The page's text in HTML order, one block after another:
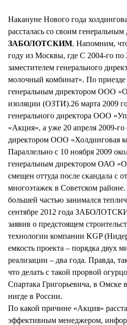
Накануне Нового года
рассталась со своим
ЗАБОЛОТСКИМ. Напомним,
году из Москвы, где С 2004-го по
заместителем генерального
молочный комбинат». По приезде
генеральным директором ООО
изоляции (ОЗТИ).26 марта 2009
генерального директора ООО
«Акция», а уже 20 апреля 2009-го
директором ООО «Холдинговая
Параллельно с 10 ноября 2009
генеральным директором ОАО
смещен оттуда после скандала с
многоэтажек в Советском
большей частью занимался
сентябре 2012 года
заявив о предстоящем
технологии компании KGP
емкость проекта – порядка двух
реализации – два года. Правда,
что делать с такой прорвой
Спартака Григорьевича, в Омске
нигде в России.
По какой причине «Акция»
эффективным менеджером,